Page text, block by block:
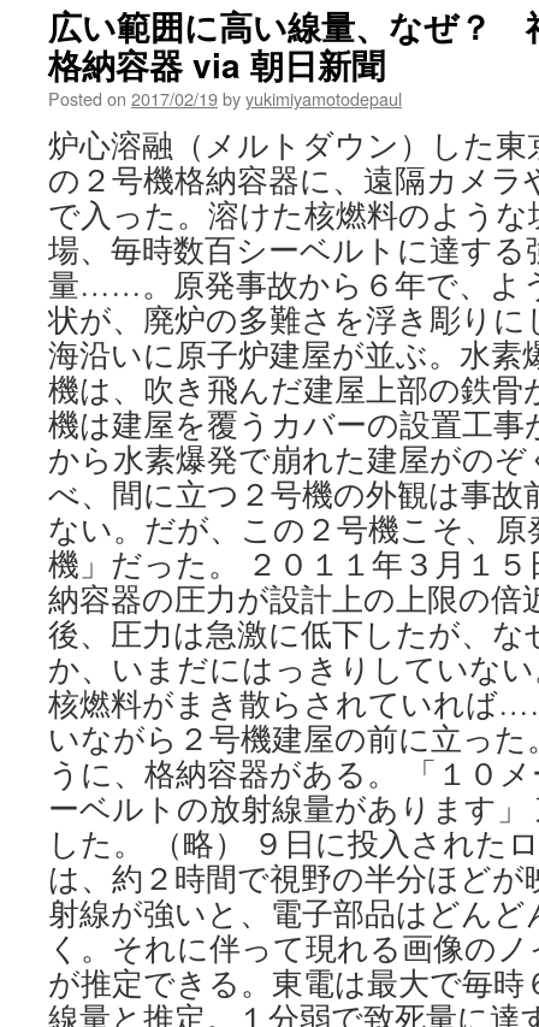
広い範囲に高い線量、なぜ？
格納容器 via 朝日新聞
Posted on 2017/02/19byyukimiyamotodepaul
炉心溶融（メルトダウン）した東
の２号機格納容器に、遠隔カメ
で入った。溶けた核燃料のよう
場、毎時数百シーベルトに達する
量……。原発事故から６年で、よ
状が、廃炉の多難さを浮き彫りに
海沿いに原子炉建屋が並ぶ。水素
機は、吹き飛んだ建屋上部の鉄骨
機は建屋を覆うカバーの設置工
から水素爆発で崩れた建屋がの
べ、間に立つ２号機の外観は事
ない。だが、この２号機こそ、
機」だった。 ２０１１年３月１
納容器の圧力が設計上の上限の倍
後、圧力は急激に低下したが、
か、いまだにはっきりしていな
核燃料がまき散らされていれば
いながら２号機建屋の前に立っ
うに、格納容器がある。 「１０
ーベルトの放射線量があります」
した。 （略） ９日に投入された
は、約２時間で視野の半分ほど
射線が強いと、電子部品はどん
く。それに伴って現れる画像の
が推定できる。東電は最大で毎
線量と推定。１分弱で致死量に達